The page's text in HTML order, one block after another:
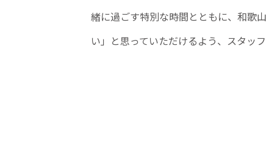
緒に過ごす特別な時間とともに、和歌
い」と思っていただけるよう、スタッ